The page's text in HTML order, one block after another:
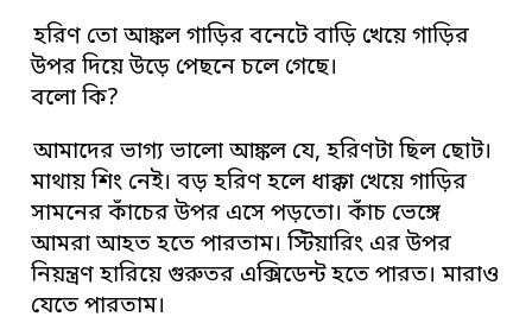
হরিণ তো আঙ্কল গাড়ির বনেটে বাড়ি খেয়ে গাড়ির
উপর দিয়ে উড়ে পেছনে চলে গেছে।
বলো কি?
আমাদের ভাগ্য ভালো আঙ্কল যে, হরিণটা ছিল ছোট।
মাথায় শিং নেই। বড় হরিণ হলে ধাক্কা খেয়ে গাড়ির
সামনের কাঁচের উপর এসে পড়তো। কাঁচ ভেঙ্গে
আমরা আহত হতে পারতাম। স্টিয়ারিং এর উপর
নিয়ন্ত্রণ হারিয়ে গুরুতর এক্সিডেন্ট হতে পারত। মারাও
যেতে পারতাম।